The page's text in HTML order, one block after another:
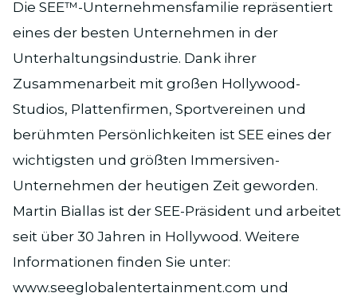
Die SEE™-Unternehmensfamilie repräsentiert
eines der besten Unternehmen in der
Unterhaltungsindustrie. Dank ihrer
Zusammenarbeit mit großen Hollywood-
Studios, Plattenfirmen, Sportvereinen und
berühmten Persönlichkeiten ist SEE eines der
wichtigsten und größten Immersiven-
Unternehmen der heutigen Zeit geworden.
Martin Biallas ist der SEE-Präsident und arbeitet
seit über 30 Jahren in Hollywood. Weitere
Informationen finden Sie unter:
www.seeglobalentertainment.com und